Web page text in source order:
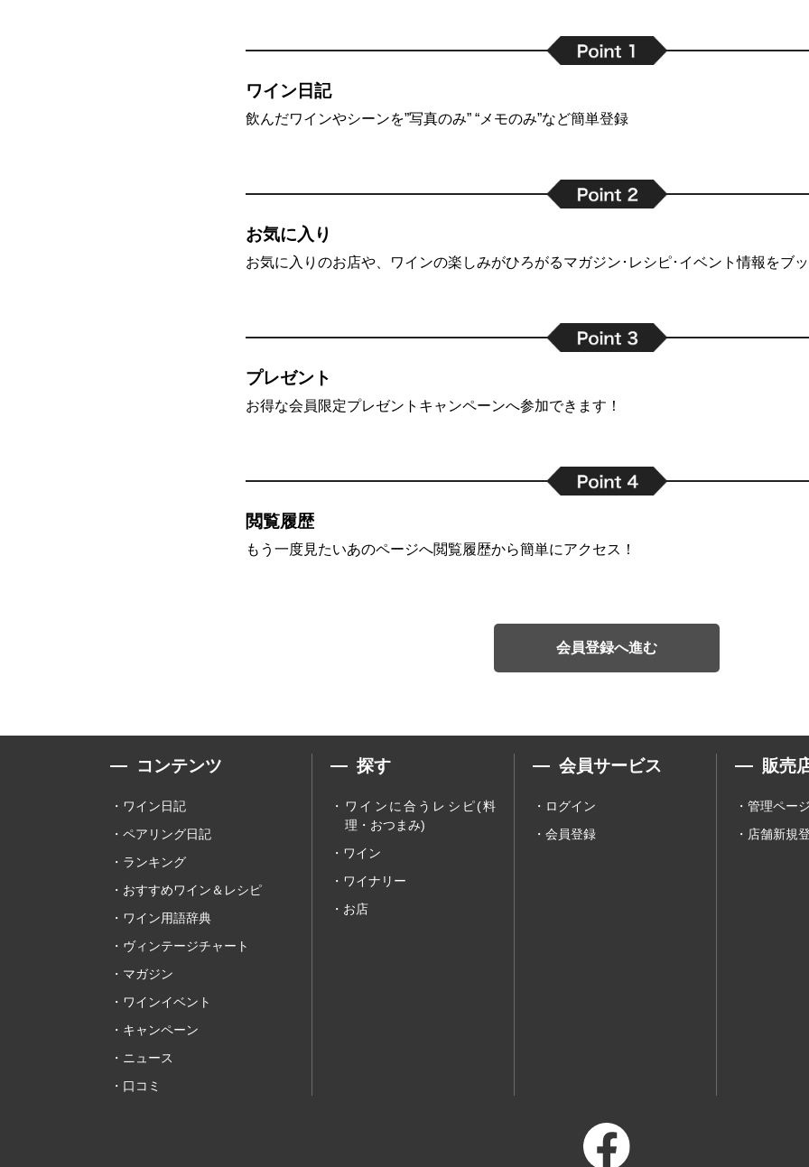
ワイン日記
飲んだワインやシーンを”写真のみ” “メモのみ”など簡単登録
お気に入り
お気に入りのお店や、ワインの楽しみがひろがるマガジン･レシピ･イベント情報をブ
プレゼント
お得な会員限定プレゼントキャンペーンへ参加できます！
閲覧履歴
もう一度見たいあのページへ閲覧履歴から簡単にアクセス！
会員登録へ進む
コンテンツ
ワイン日記
ペアリング日記
ランキング
おすすめワイン＆レシピ
ワイン用語辞典
ヴィンテージチャート
マガジン
ワインイベント
キャンペーン
ニュース
口コミ
探す
ワインに合うレシピ(料
理・おつまみ)
ワイン
ワイナリー
お店
会員サービス
ログイン
会員登録
販売
管理ペー
店舗新規